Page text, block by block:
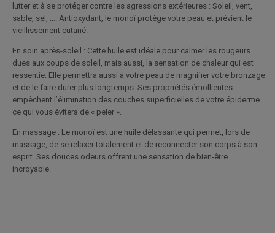
lutter et à se protéger contre les agressions extérieures : Soleil, vent,
sable, sel, .... Antioxydant, le monoï protège votre peau et prévient le
vieillissement cutané.
En soin après-soleil : Cette huile est idéale pour calmer les rougeurs
dues aux coups de soleil, mais aussi, la sensation de chaleur qui est
ressentie. Elle permettra aussi à votre peau de magnifier votre bronzage
et de le faire durer plus longtemps. Ses propriétés émollientes
empêchent l’élimination des couches superficielles de votre épiderme
ce qui vous évitera de « peler ».
En massage : Le monoï est une huile délassante qui permet, lors de
massage, de se relaxer totalement et de reconnecter son corps à son
esprit. Ses douces odeurs offrent une sensation de bien-être
incroyable.